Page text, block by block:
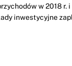
w 2018 r.
inwestycyjne